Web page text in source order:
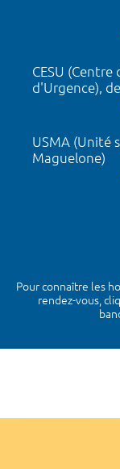
CESU
d'Urgence),
USMA (Unité
Maguelone)
Pour connaître les
rendez-vous,